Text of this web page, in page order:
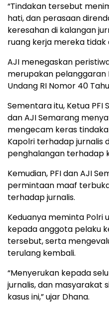
“Tindakan tersebut
hati, dan perasaan
keresahan di kalangan
ruang kerja mereka tidak
AJI menegaskan
merupakan pelanggaran
Undang RI Nomor 40
Sementara itu, Ketua PFI
dan AJI Semarang
mengecam keras
Kapolri terhadap jurnalis
penghalangan terhadap
Kemudian, PFI dan AJI
permintaan maaf
terhadap jurnalis.
Keduanya meminta Polri
kepada anggota pelaku
tersebut, serta
terulang kembali.
“Menyerukan kepada
jurnalis, dan masyarakat
kasus ini,” ujar Dhana.